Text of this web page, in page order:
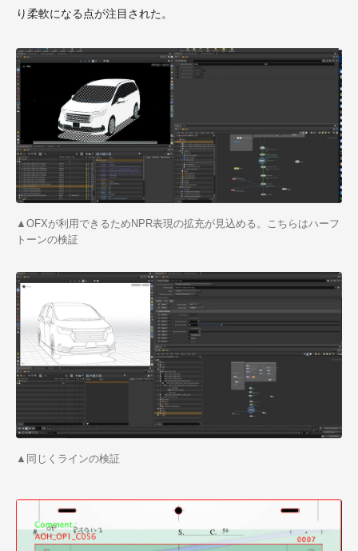
り柔軟になる点が注目された。
▲ OFXが利用できるため NPR表現の拡充が見込める。こちらはハーフ
トーンの検証
▲同じくラインの検証